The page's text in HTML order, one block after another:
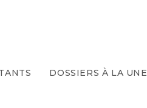
DOSSIERS À LA UNE